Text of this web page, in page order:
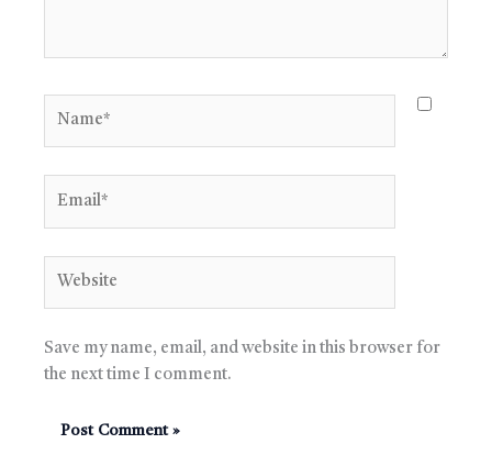
Save my name, email, and website in this browser for
the next time I comment.